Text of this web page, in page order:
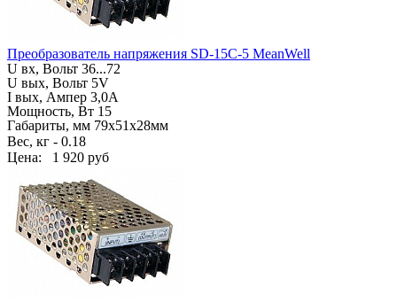
Преобразователь напряжения SD-15C-5 MeanWell
U вх, Вольт 36...72
U вых, Вольт 5V
I вых, Ампер 3,0A
Мощность, Вт 15
Габариты, мм 79х51х28мм
Вес, кг - 0.18
Цена: 1 920 руб